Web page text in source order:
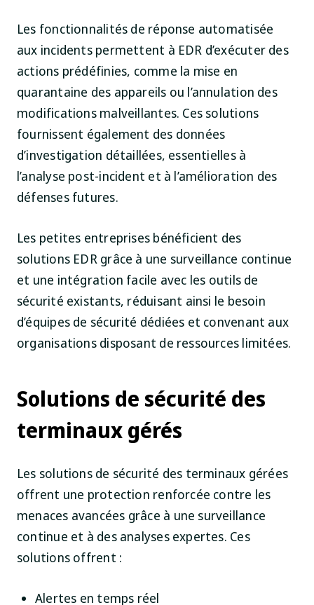
Les fonctionnalités de réponse automatisée
aux incidents permettent à EDR d’exécuter des
actions prédéfinies, comme la mise en
quarantaine des appareils ou l’annulation des
modifications malveillantes. Ces solutions
fournissent également des données
d’investigation détaillées, essentielles à
l’analyse post-incident et à l’amélioration des
défenses futures.
Les petites entreprises bénéficient des
solutions EDR grâce à une surveillance continue
et une intégration facile avec les outils de
sécurité existants, réduisant ainsi le besoin
d’équipes de sécurité dédiées et convenant aux
organisations disposant de ressources limitées.
Solutions de sécurité des
terminaux gérés
Les solutions de sécurité des terminaux gérées
offrent une protection renforcée contre les
menaces avancées grâce à une surveillance
continue et à des analyses expertes. Ces
solutions offrent :
Alertes en temps réel